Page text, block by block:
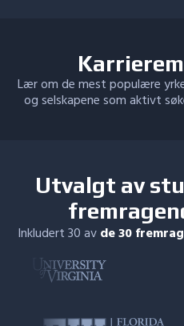
Lær om de mest populære
og selskapene som aktivt
Utvalgt av
Inkludert 30 avde 30